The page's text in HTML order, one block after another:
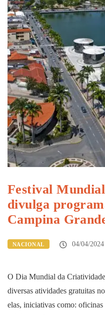
Festival
divulga
Campina
NACIONAL 04/04/2024
O Dia Mundial da
diversas atividades gratuitas
elas, iniciativas como: